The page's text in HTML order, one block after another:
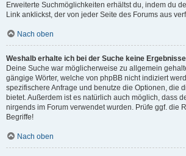
Erweiterte Suchmöglichkeiten erhältst du, indem du
Link anklickst, der von jeder Seite des Forums aus
Nach oben
Weshalb erhalte ich bei der Suche keine
Deine Suche war möglicherweise zu allgemein
gängige Wörter, welche von phpBB nicht indiziert
spezifischere Anfrage und benutze die Optionen, die
bietet. Außerdem ist es natürlich auch möglich, dass
nirgends im Forum verwendet wurden. Prüfe ggf. die
Begriffe!
Nach oben